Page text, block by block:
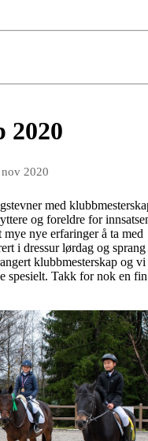
2020
2020
med
og foreldre for
nye erfaringer å ta med
i dressur lørdag og sprang
klubbmesterskap og vi
spesielt. Takk for nok en fin